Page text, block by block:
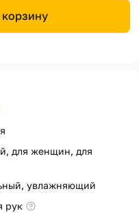
для женщин, для
увлажняющий
рук